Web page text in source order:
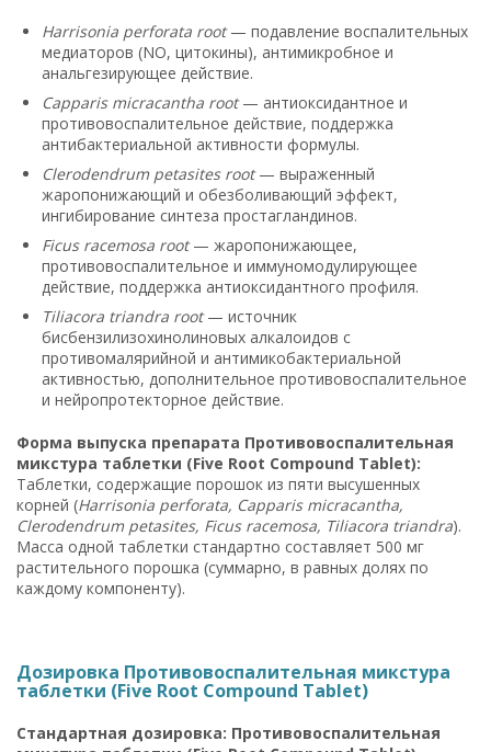
Harrisonia perforata root— подавление воспалительных
медиаторов (NO, цитокины), антимикробное и
анальгезирующее действие.
Capparis micracantha root— антиоксидантное и
противовоспалительное действие, поддержка
антибактериальной активности формулы.
Clerodendrum petasites root— выраженный
жаропонижающий и обезболивающий эффект,
ингибирование синтеза простагландинов.
Ficus racemosa root— жаропонижающее,
противовоспалительное и иммуномодулирующее
действие, поддержка антиоксидантного профиля.
Tiliacora triandra root— источник
бисбензилизохинолиновых алкалоидов с
противомалярийной и антимикобактериальной
активностью, дополнительное противовоспалительное
и нейропротекторное действие.
Форма выпуска препарата Противовоспалительная
микстура таблетки (Five Root Compound Tablet):
Таблетки, содержащие порошок из пяти высушенных
корней (Harrisonia perforata, Capparis micracantha,
Clerodendrum petasites, Ficus racemosa, Tiliacora triandra).
Масса одной таблетки стандартно составляет 500 мг
растительного порошка (суммарно, в равных долях по
каждому компоненту).
Дозировка Противовоспалительная микстура
таблетки (Five Root Compound Tablet)
Стандартная дозировка: Противовоспалительная